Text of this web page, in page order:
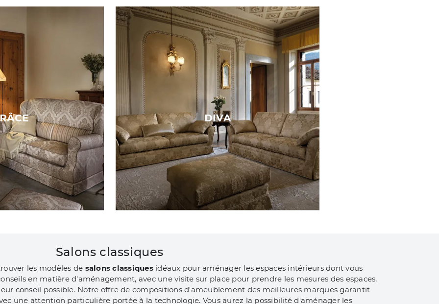
DIVA
Salons classiques
les modèles de salons classiquesidéaux pour aménager les espaces intérieurs dont vous
en matière d'aménagement, avec une visite sur place pour prendre les mesures des espaces,
conseil possible. Notre offre de compositions d'ameublement des meilleures marques garantit
une attention particulière portée à la technologie. Vous aurez la possibilité d'aménager les